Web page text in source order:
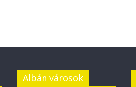
Albán városok